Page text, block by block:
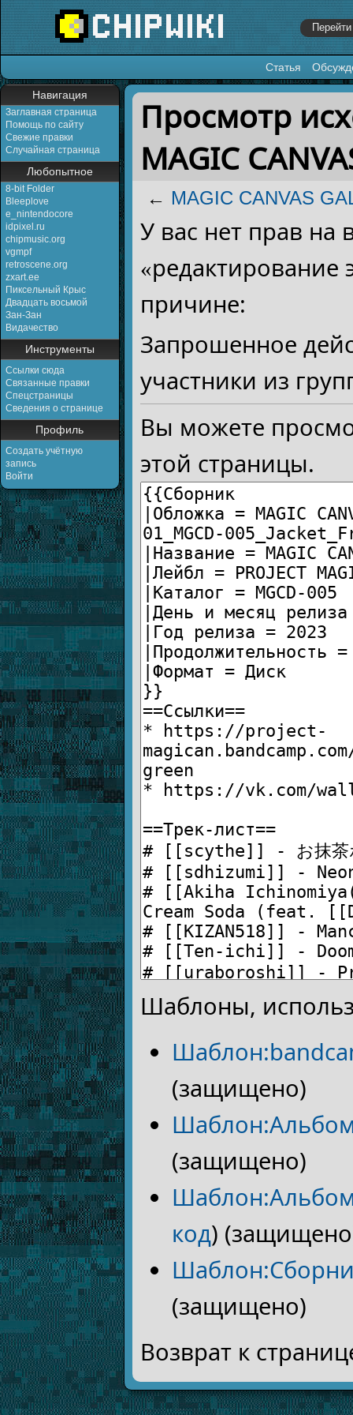
Статья
Навигация
Заглавная страница
Помощь по сайту
Свежие правки
Случайная страница
Любопытное
8-bit Folder
Bleeplove
e_nintendocore
idpixel.ru
chipmusic.org
vgmpf
retroscene.org
zxart.ee
Пиксельный Крыс
Двадцать восьмой
Зан-Зан
Видачество
Инструменты
Ссылки сюда
Связанные правки
Спецстраницы
Сведения о странице
Профиль
Создать учётную
запись
Войти
Перейти к:навигация,поиск
Просмотр
MAGIC
← MAGIC CANVAS
У вас нет прав на
причине:
Запрошенное
участники из
Вы можете
этой страницы.
Шаблоны,
(защищено)
(защищено)
код)
(защищено)
Возврат к